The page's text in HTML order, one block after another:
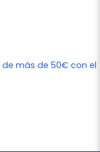
de más de 50€ con el